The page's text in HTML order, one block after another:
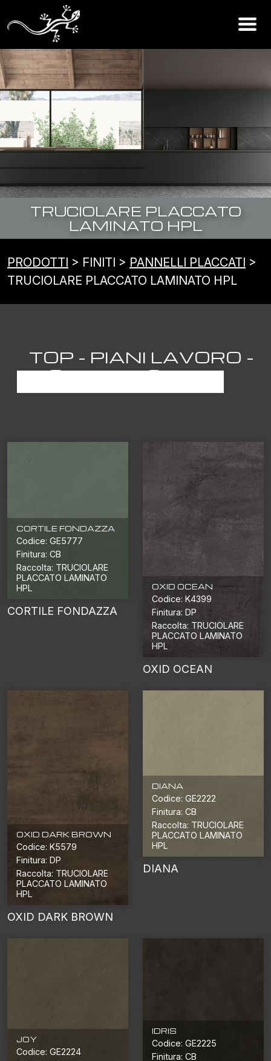
TRUCIOLARE PLACCATO
LAMINATO HPL
PRODOTTI > FINITI > PANNELLI PLACCATI >
TRUCIOLARE PLACCATO LAMINATO HPL
TOP - PIANI LAVORO -
SEMILAVORATI
CORTILE FONDAZZA
Codice: GE5777
Finitura: CB
Raccolta: TRUCIOLARE
PLACCATO LAMINATO
HPL
CORTILE FONDAZZA
OXID OCEAN
Codice: K4399
Finitura: DP
Raccolta: TRUCIOLARE
PLACCATO LAMINATO
HPL
OXID OCEAN
OXID DARK BROWN
Codice: K5579
Finitura: DP
Raccolta: TRUCIOLARE
PLACCATO LAMINATO
HPL
OXID DARK BROWN
DIANA
Codice: GE2222
Finitura: CB
Raccolta: TRUCIOLARE
PLACCATO LAMINATO
HPL
DIANA
JOY
Codice: GE2224
IDRIS
Codice: GE2225
Finitura: CB